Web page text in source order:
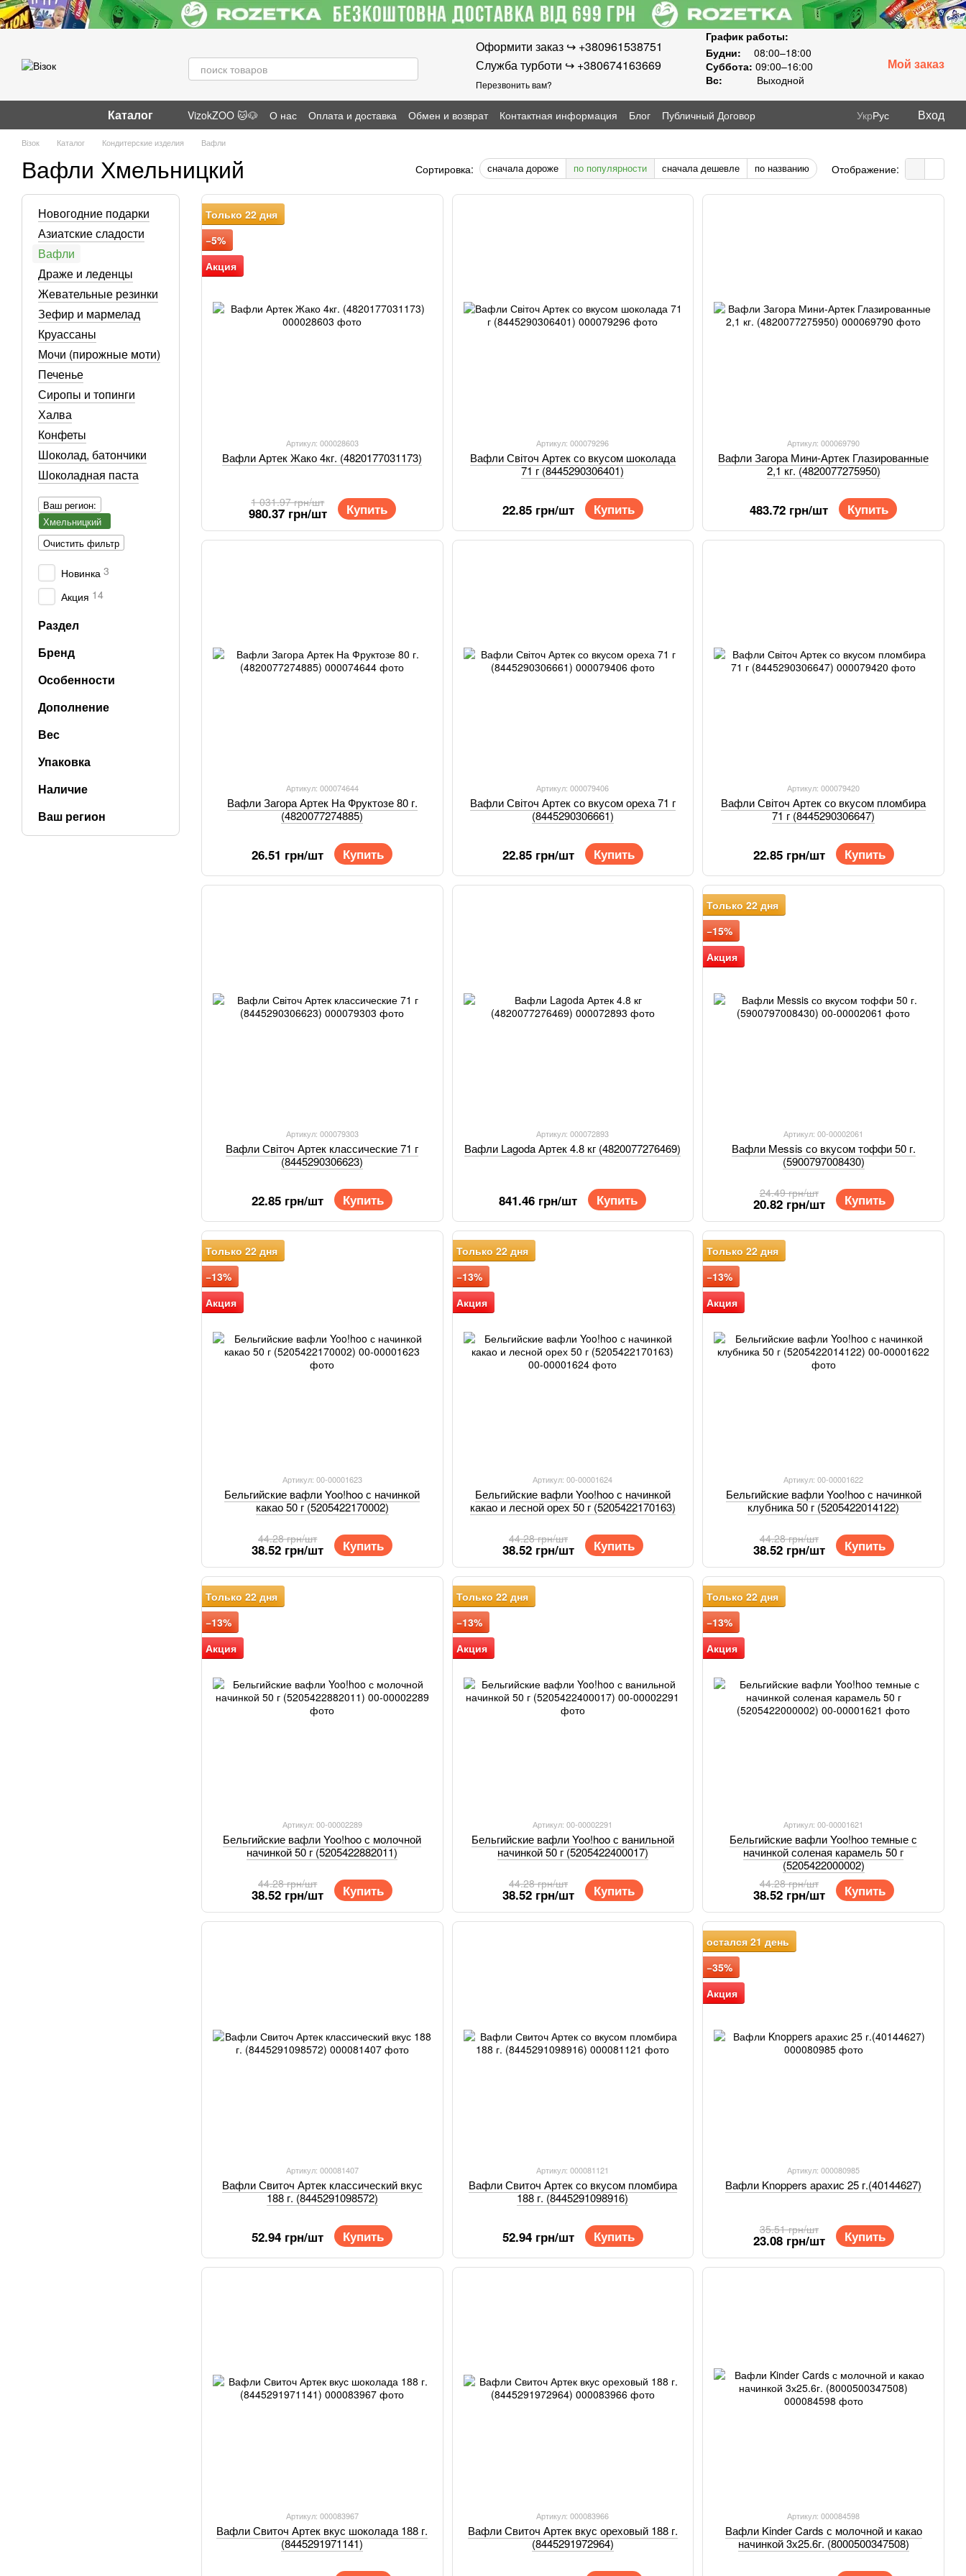
Перейти к основному контенту
Оформити заказ ↪︎ +380961538751
Служба турботи ↪︎ +380674163669
Перезвонить вам?
График работы:
Будни:
08:00–18:00
Суббота: 09:00–16:00
Вс:
Выходной
Мой заказ
Каталог VizokZOO 🐱🐶 О нас Оплата и доставка Обмен и возврат Контактная информация Блог
Публичный Договор
Отзывы о магазине
УкрРус Вход
Візок Каталог Кондитерские изделия Вафли
Вафли Хмельницкий Сортировка: сначала дороже по популярности сначала дешевле по названию Отображение:
Только 22 дня
−5%
Акция
Артикул: 000028603
Вафли Артек Жако 4кг. (4820177031173)
1 031.97 грн/шт
980.37 грн/шт Купить
Артикул: 000079296
Вафли Світоч Артек со вкусом шоколада
71 г (8445290306401)
22.85 грн/шт Купить
Артикул: 000069790
Вафли Загора Мини-Артек Глазированные
2,1 кг. (4820077275950)
483.72 грн/шт Купить
Артикул: 000074644
Вафли Загора Артек На Фруктозе 80 г.
(4820077274885)
26.51 грн/шт Купить
Артикул: 000079406
Вафли Світоч Артек со вкусом ореха 71 г
(8445290306661)
22.85 грн/шт Купить
Артикул: 000079420
Вафли Світоч Артек со вкусом пломбира
71 г (8445290306647)
22.85 грн/шт Купить
Артикул: 000079303
Вафли Світоч Артек классические 71 г
(8445290306623)
22.85 грн/шт Купить
Артикул: 000072893
Вафли Lagoda Артек 4.8 кг (4820077276469)
841.46 грн/шт Купить
Только 22 дня
−15%
Акция
Артикул: 00-00002061
Вафли Messis со вкусом тоффи 50 г.
(5900797008430)
24.49 грн/шт
20.82 грн/шт Купить
Только 22 дня
−13%
Акция
Артикул: 00-00001623
Бельгийские вафли Yoo!hoo с начинкой
какао 50 г (5205422170002)
44.28 грн/шт
38.52 грн/шт Купить
Только 22 дня
−13%
Акция
Артикул: 00-00001624
Бельгийские вафли Yoo!hoo с начинкой
какао и лесной орех 50 г (5205422170163)
44.28 грн/шт
38.52 грн/шт Купить
Только 22 дня
−13%
Акция
Артикул: 00-00001622
Бельгийские вафли Yoo!hoo с начинкой
клубника 50 г (5205422014122)
44.28 грн/шт
38.52 грн/шт Купить
Только 22 дня
−13%
Акция
Артикул: 00-00002289
Бельгийские вафли Yoo!hoo с молочной
начинкой 50 г (5205422882011)
44.28 грн/шт
38.52 грн/шт Купить
Только 22 дня
−13%
Акция
Артикул: 00-00002291
Бельгийские вафли Yoo!hoo с ванильной
начинкой 50 г (5205422400017)
44.28 грн/шт
38.52 грн/шт Купить
Только 22 дня
−13%
Акция
Артикул: 00-00001621
Бельгийские вафли Yoo!hoo темные с
начинкой соленая карамель 50 г
(5205422000002)
44.28 грн/шт
38.52 грн/шт Купить
Артикул: 000081407
Вафли Свиточ Артек классический вкус
188 г. (8445291098572)
52.94 грн/шт Купить
Артикул: 000081121
Вафли Свиточ Артек со вкусом пломбира
188 г. (8445291098916)
52.94 грн/шт Купить
остался 21 день
−35%
Акция
Артикул: 000080985
Вафли Knoppers арахис 25 г.(40144627)
35.51 грн/шт
23.08 грн/шт Купить
Артикул: 000083967
Вафли Свиточ Артек вкус шоколада 188 г.
(8445291971141)
Артикул: 000083966
Вафли Свиточ Артек вкус ореховый 188 г.
(8445291972964)
Артикул: 000084598
Вафли Kinder Cards с молочной и какао
начинкой 3х25.6г. (8000500347508)
Новогодние подарки
Азиатские сладости
Вафли
Драже и леденцы
Жевательные резинки
Зефир и мармелад
Круассаны
Мочи (пирожные моти)
Печенье
Сиропы и топинги
Халва
Конфеты
Шоколад, батончики
Шоколадная паста
Ваш регион:
Хмельницкий
Очистить фильтр
Новинка 3
Акция 14
Раздел
Бренд
Особенности
Дополнение
Вес
Упаковка
Наличие
Ваш регион